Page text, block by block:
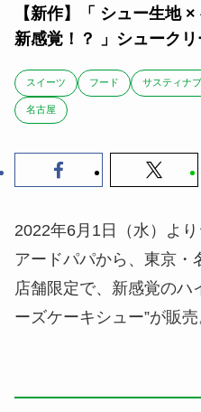
【新作】「 シュー生地
新感覚！？ 」シューク
スイーツ フード サスティナ
名古屋
2022年6月1日（水）よ
アードパパから、東京・
店舗限定で、新感覚のハ
ーズケーキシュー”が販売